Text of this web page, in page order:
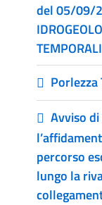
del 05/09/
Porlezza
Avviso
percorso
lungo la